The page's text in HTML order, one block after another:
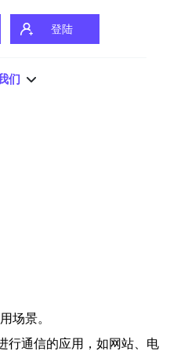
登陆
们
场景。
行通信的应用，如网站、电